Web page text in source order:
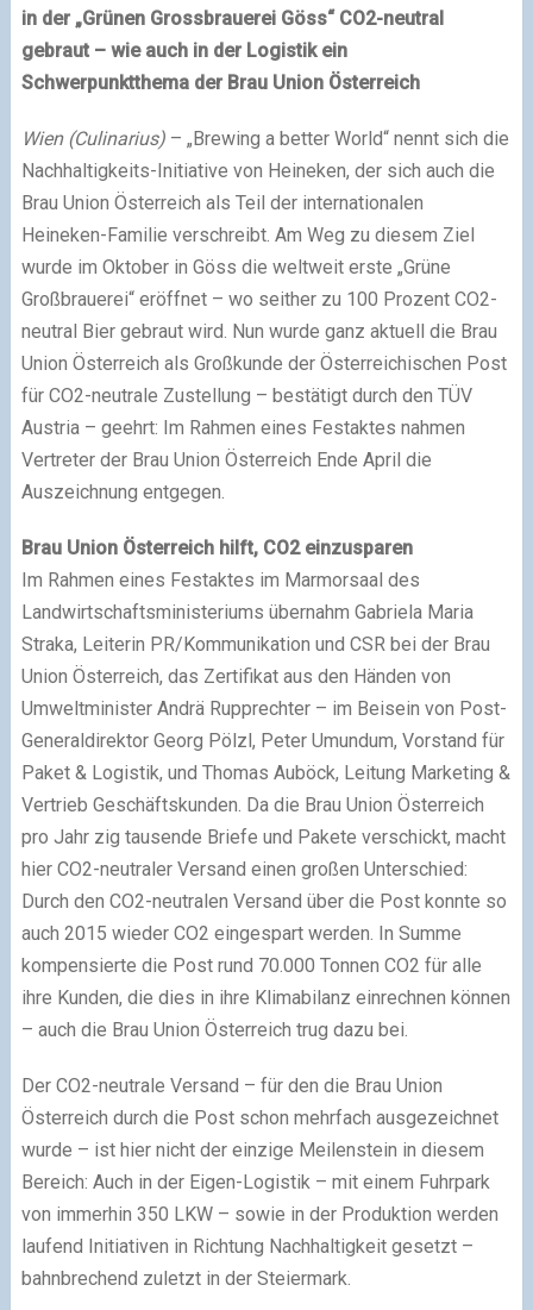
in der „Grünen Grossbrauerei Göss“ CO2-neutral
gebraut – wie auch in der Logistik ein
Schwerpunktthema der Brau Union Österreich
Wien (Culinarius)– „Brewing a better World“ nennt sich die
Nachhaltigkeits-Initiative von Heineken, der sich auch die
Brau Union Österreich als Teil der internationalen
Heineken-Familie verschreibt. Am Weg zu diesem Ziel
wurde im Oktober in Göss die weltweit erste „Grüne
Großbrauerei“ eröffnet – wo seither zu 100 Prozent CO2-
neutral Bier gebraut wird. Nun wurde ganz aktuell die Brau
Union Österreich als Großkunde der Österreichischen Post
für CO2-neutrale Zustellung – bestätigt durch den TÜV
Austria – geehrt: Im Rahmen eines Festaktes nahmen
Vertreter der Brau Union Österreich Ende April die
Auszeichnung entgegen.
Brau Union Österreich hilft, CO2 einzusparen
Im Rahmen eines Festaktes im Marmorsaal des
Landwirtschaftsministeriums übernahm Gabriela Maria
Straka, Leiterin PR/Kommunikation und CSR bei der Brau
Union Österreich, das Zertifikat aus den Händen von
Umweltminister Andrä Rupprechter – im Beisein von Post-
Generaldirektor Georg Pölzl, Peter Umundum, Vorstand für
Paket & Logistik, und Thomas Auböck, Leitung Marketing &
Vertrieb Geschäftskunden. Da die Brau Union Österreich
pro Jahr zig tausende Briefe und Pakete verschickt, macht
hier CO2-neutraler Versand einen großen Unterschied:
Durch den CO2-neutralen Versand über die Post konnte so
auch 2015 wieder CO2 eingespart werden. In Summe
kompensierte die Post rund 70.000 Tonnen CO2 für alle
ihre Kunden, die dies in ihre Klimabilanz einrechnen können
– auch die Brau Union Österreich trug dazu bei.
Der CO2-neutrale Versand – für den die Brau Union
Österreich durch die Post schon mehrfach ausgezeichnet
wurde – ist hier nicht der einzige Meilenstein in diesem
Bereich: Auch in der Eigen-Logistik – mit einem Fuhrpark
von immerhin 350 LKW – sowie in der Produktion werden
laufend Initiativen in Richtung Nachhaltigkeit gesetzt –
bahnbrechend zuletzt in der Steiermark.